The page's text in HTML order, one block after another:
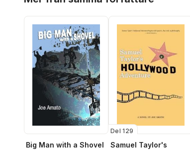
Big Man with a Shovel
Del 129
Samuel Taylor's